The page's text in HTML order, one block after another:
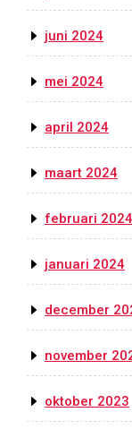
juni 2024
mei 2024
april 2024
maart 2024
februari 2024
januari 2024
december
november
oktober 2023